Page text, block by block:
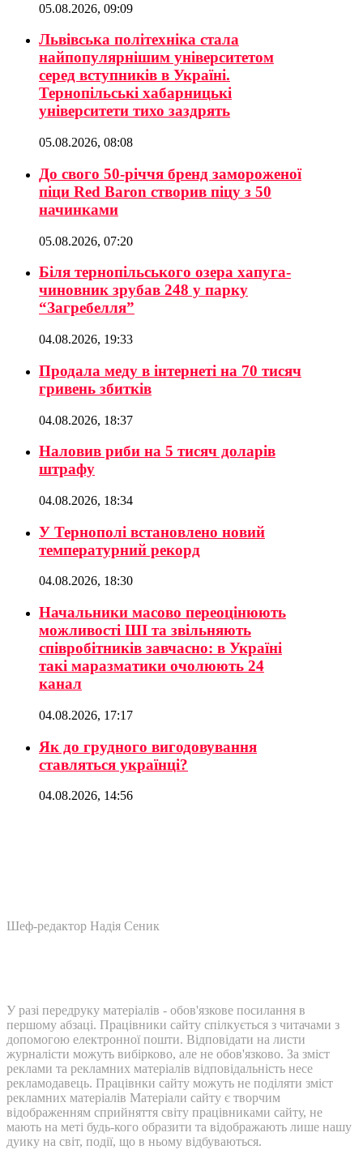
05.08.2026, 09:09
Львівська політехніка стала
найпопулярнішим університетом
серед вступників в Україні.
Тернопільські хабарницькі
університети тихо заздрять
05.08.2026, 08:08
До свого 50-річчя бренд замороженої
піци Red Baron створив піцу з 50
начинками
05.08.2026, 07:20
Біля тернопільського озера хапуга-
чиновник зрубав 248 у парку
“Загребелля”
04.08.2026, 19:33
Продала меду в інтернеті на 70 тисяч
гривень збитків
04.08.2026, 18:37
Наловив риби на 5 тисяч доларів
штрафу
04.08.2026, 18:34
У Тернополі встановлено новий
температурний рекорд
04.08.2026, 18:30
Начальники масово переоцінюють
можливості ШІ та звільняють
співробітників завчасно: в Україні
такі маразматики очолюють 24
канал
04.08.2026, 17:17
Як до грудного вигодовування
ставляться українці?
04.08.2026, 14:56
Шеф-редактор Надія Сеник
У разі передруку матеріалів - обов'язкове посилання в
першому абзаці. Працівники сайту спілкується з читачами з
допомогою електронної пошти. Відповідати на листи
журналісти можуть вибірково, але не обов'язково. За зміст
реклами та рекламних матеріалів відповідальність несе
рекламодавець. Працівнки сайту можуть не поділяти зміст
рекламних матеріалів Матеріали сайту є творчим
відображенням сприйняття світу працівниками сайту, не
мають на меті будь-кого образити та відображають лише нашу
дуику на світ, події, що в ньому відбуваються.